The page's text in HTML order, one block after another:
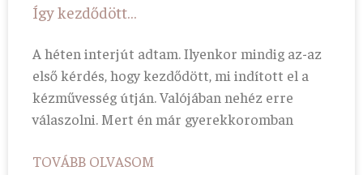
Így kezdődött…
A héten interjút adtam. Ilyenkor mindig az-az
első kérdés, hogy kezdődött, mi indított el a
kézművesség útján. Valójában nehéz erre
válaszolni. Mert én már gyerekkoromban
TOVÁBB OLVASOM